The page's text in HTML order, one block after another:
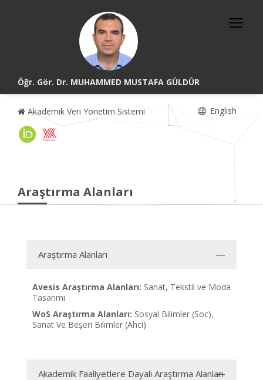
Öğr. Gör. Dr. MUHAMMED MUSTAFA GÜLDÜR
Akademik Veri Yönetim Sistemi English
Araştırma Alanları
Araştırma Alanları
Avesis Araştırma Alanları: Sanat, Tekstil ve Moda
Tasarımı
WoS Araştırma Alanları: Sosyal Bilimler (Soc),
Sanat Ve Beşeri Bilimler (Ahci)
Akademik Faaliyetlere Dayalı Araştırma Alanları